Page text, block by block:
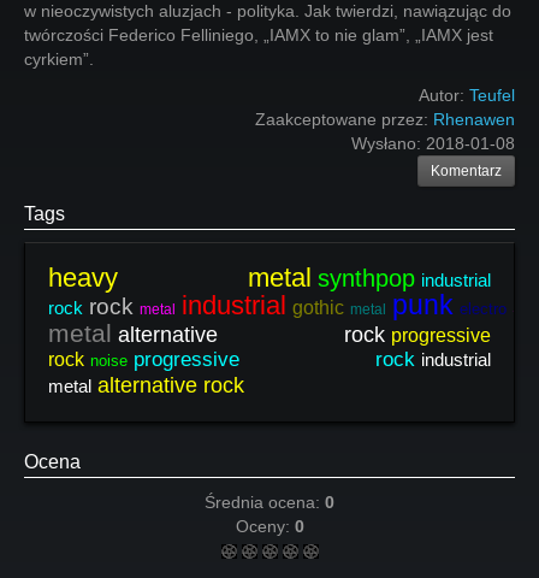
w nieoczywistych aluzjach - polityka. Jak twierdzi, nawiązując do
twórczości Federico Felliniego, „IAMX to nie glam”, „IAMX jest
cyrkiem”.
Autor: Teufel
Zaakceptowane przez: Rhenawen
Wysłano: 2018-01-08
Komentarz
Tags
heavy metal synthpop industrial
rock rock metal industrial gothic metal punk electro
metal alternative rock progressive
rock noise progressive rock industrial
metal alternative rock
Ocena
Średnia ocena: 0
Oceny: 0